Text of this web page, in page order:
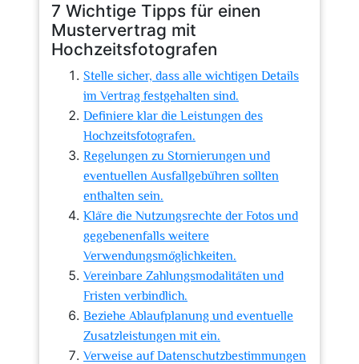
7 Wichtige Tipps für einen
Mustervertrag mit
Hochzeitsfotografen
Stelle sicher, dass alle wichtigen Details
im Vertrag festgehalten sind.
Definiere klar die Leistungen des
Hochzeitsfotografen.
Regelungen zu Stornierungen und
eventuellen Ausfallgebühren sollten
enthalten sein.
Kläre die Nutzungsrechte der Fotos und
gegebenenfalls weitere
Verwendungsmöglichkeiten.
Vereinbare Zahlungsmodalitäten und
Fristen verbindlich.
Beziehe Ablaufplanung und eventuelle
Zusatzleistungen mit ein.
Verweise auf Datenschutzbestimmungen